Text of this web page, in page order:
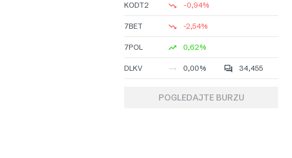
KODT2 -0,94%
7BET -2,54%
7POL 0,62%
DLKV 0,00% 34,455
POGLEDAJTE BURZU